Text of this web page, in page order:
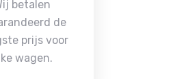
betalen
de
prijs voor
wagen.